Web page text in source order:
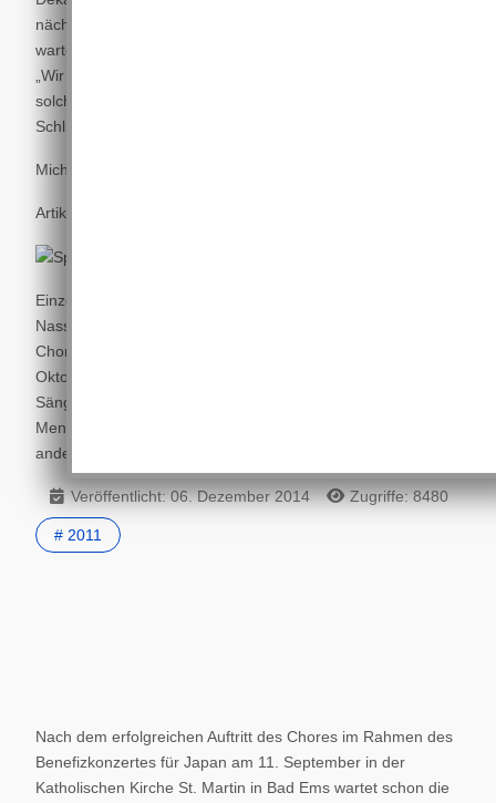
nächste Katastrophe
warten.
„Wir könnten uns gut vorstellen, uns einmal im Jahr für ein
solches Konzert zusammenzutun".
Schließlich gibt es immer Menschen, die Hilfe benötigen.
Michaela Cetto
Artikel erschienen in Rhein-Lahn-Zeitung
Einzeln sind die Chöre übrigens auch ein Hörgenuss. Das
Nassauer Ensemble tonArt bereitet derzeit sein geistliches
Chorkonzert „Laudate" vor, das am Sonntag, 16.
Oktober, 17 Uhr, im Kloster Arnstein erklingen wird. Die
Sängerschar bietet Stücke von Monteverdi, Bach,
Mendelssohn Bartholdy, Schubert, Mozart und vielen
anderen dar. Der Eintritt ist frei.
Veröffentlicht: 06. Dezember 2014 Zugriffe: 8480
# 2011
Nach dem erfolgreichen Auftritt des Chores im Rahmen des
Benefizkonzertes für Japan am 11. September in der
Katholischen Kirche St. Martin in Bad Ems wartet schon die